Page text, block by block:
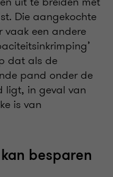
Die aangekochte
vaak een andere
dat als de
pand onder de
ligt, in geval van
is van
besparen